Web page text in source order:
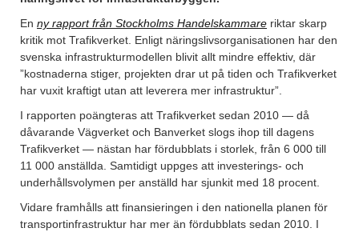
En ny rapport från Stockholms Handelskammare riktar skarp
kritik mot Trafikverket. Enligt näringslivsorganisationen har den
svenska infrastrukturmodellen blivit allt mindre effektiv, där
”kostnaderna stiger, projekten drar ut på tiden och Trafikverket
har vuxit kraftigt utan att leverera mer infrastruktur”.
I rapporten poängteras att Trafikverket sedan 2010 — då
dåvarande Vägverket och Banverket slogs ihop till dagens
Trafikverket — nästan har fördubblats i storlek, från 6 000 till
11 000 anställda. Samtidigt uppges att investerings- och
underhållsvolymen per anställd har sjunkit med 18 procent.
Vidare framhålls att finansieringen i den nationella planen för
transportinfrastruktur har mer än fördubblats sedan 2010. I